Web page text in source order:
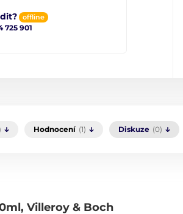
offline
725 901
Hodnocení (1) Diskuze (0)
Villeroy & Boch